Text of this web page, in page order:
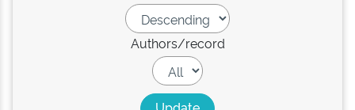
Authors/record